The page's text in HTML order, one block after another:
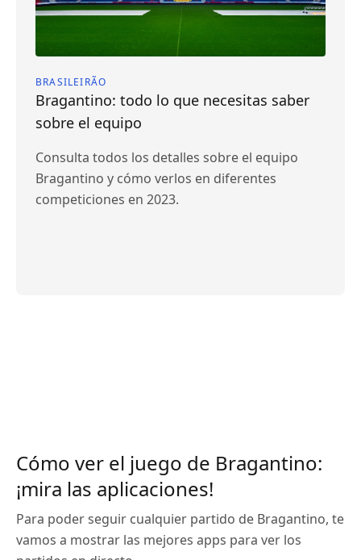
BRASILEIRÃO
Bragantino: todo lo que necesitas saber
sobre el equipo
Consulta todos los detalles sobre el equipo
Bragantino y cómo verlos en diferentes
competiciones en 2023.
Cómo ver el juego de Bragantino:
¡mira las aplicaciones!
Para poder seguir cualquier partido de Bragantino, te
vamos a mostrar las mejores apps para ver los